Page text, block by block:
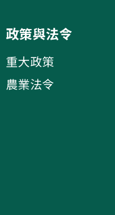
政策與法令
重大政策
農業法令